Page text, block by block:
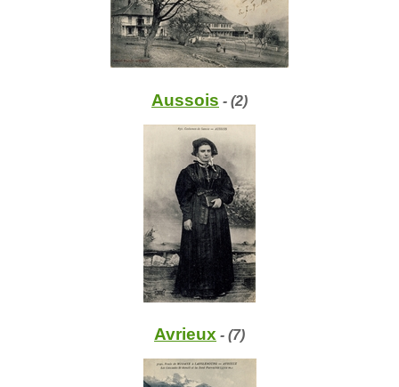
Aussois - (2)
Avrieux - (7)